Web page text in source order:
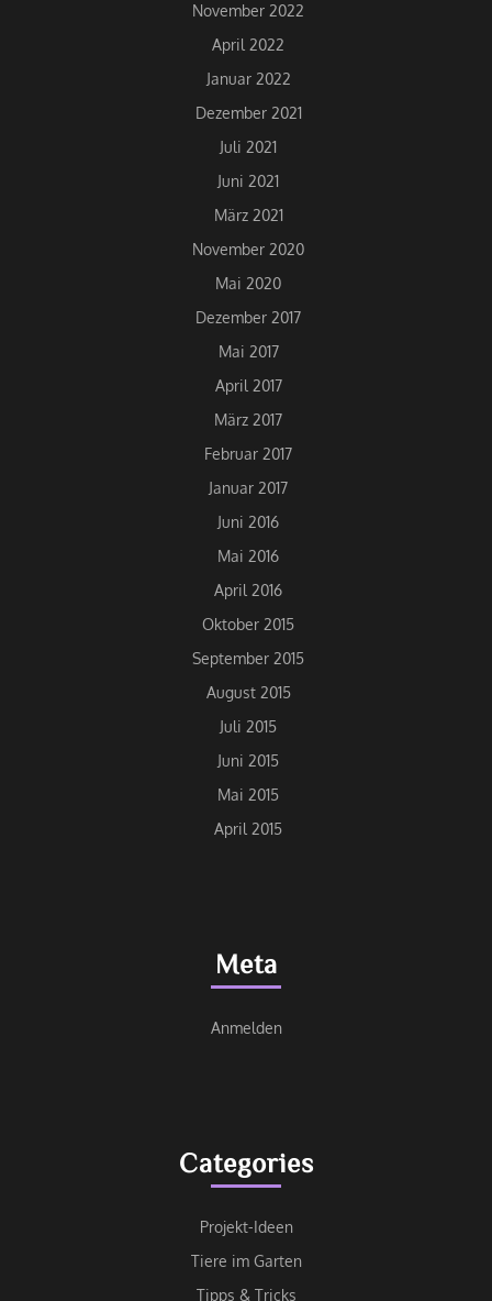
November 2022
April 2022
Januar 2022
Dezember 2021
Juli 2021
Juni 2021
März 2021
November 2020
Mai 2020
Dezember 2017
Mai 2017
April 2017
März 2017
Februar 2017
Januar 2017
Juni 2016
Mai 2016
April 2016
Oktober 2015
September 2015
August 2015
Juli 2015
Juni 2015
Mai 2015
April 2015
Meta
Anmelden
Categories
Projekt-Ideen
Tiere im Garten
Tipps & Tricks